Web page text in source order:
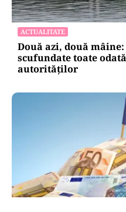
ACTUALITATE
Două azi, două
scufundate toate
autorităților